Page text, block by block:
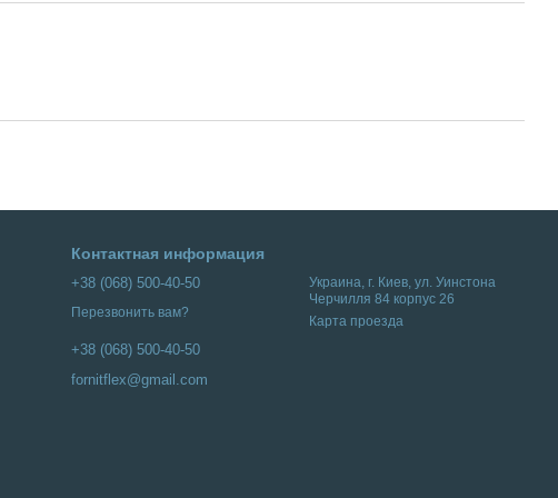
Контактная информация
+38 (068) 500-40-50
Перезвонить вам?
+38 (068) 500-40-50
fornitflex@gmail.com
Украина, г. Киев, ул. Уинстона
Черчилля 84 корпус 26
Карта проезда